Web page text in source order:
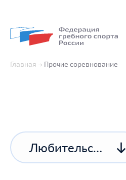
Главная Прочие соревнование
Любительские соревнования